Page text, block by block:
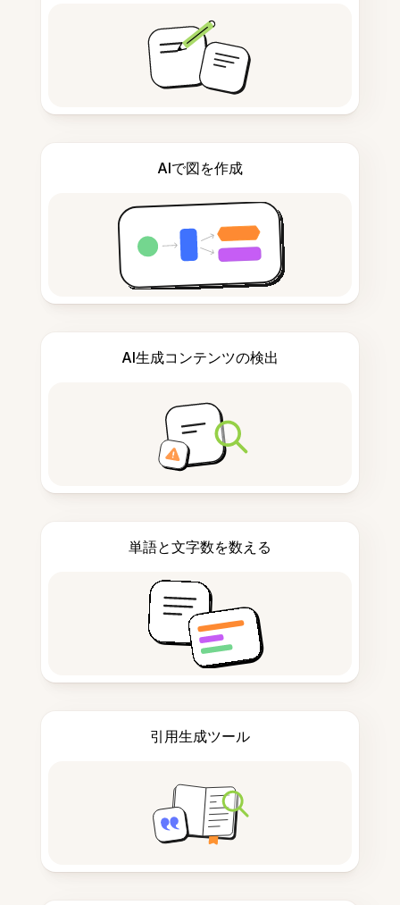
AIで図を作成
AI生成コンテンツの検出
単語と文字数を数える
引用生成ツール